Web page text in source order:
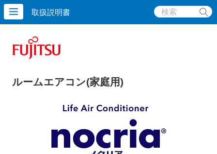
取扱説明書
ルームエアコン(家庭用)